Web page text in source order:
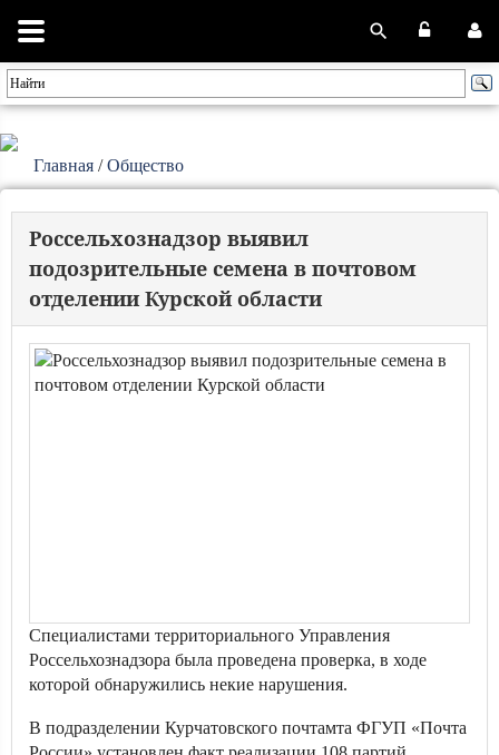
Главная /Общество
Россельхознадзор выявил
подозрительные семена в почтовом
отделении Курской области
Специалистами территориального Управления
Россельхознадзора была проведена проверка, в ходе
которой обнаружились некие нарушения.
В подразделении Курчатовского почтамта ФГУП «Почта